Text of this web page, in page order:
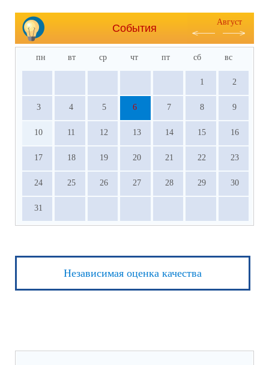
События
Август
пн вт ср чт пт сб вс
1 2
3 4 5 6 7 8 9
10 11 12 13 14 15 16
17 18 19 20 21 22 23
24 25 26 27 28 29 30
31
Независимая оценка качества